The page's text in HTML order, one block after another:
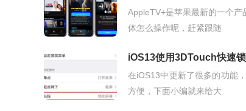
AppleTV+是苹果最新的一个
体怎么操作呢，赶紧跟随
iOS13使用3DTouch快速
在iOS13中更新了很多的功能
方便，下面小编就来给大